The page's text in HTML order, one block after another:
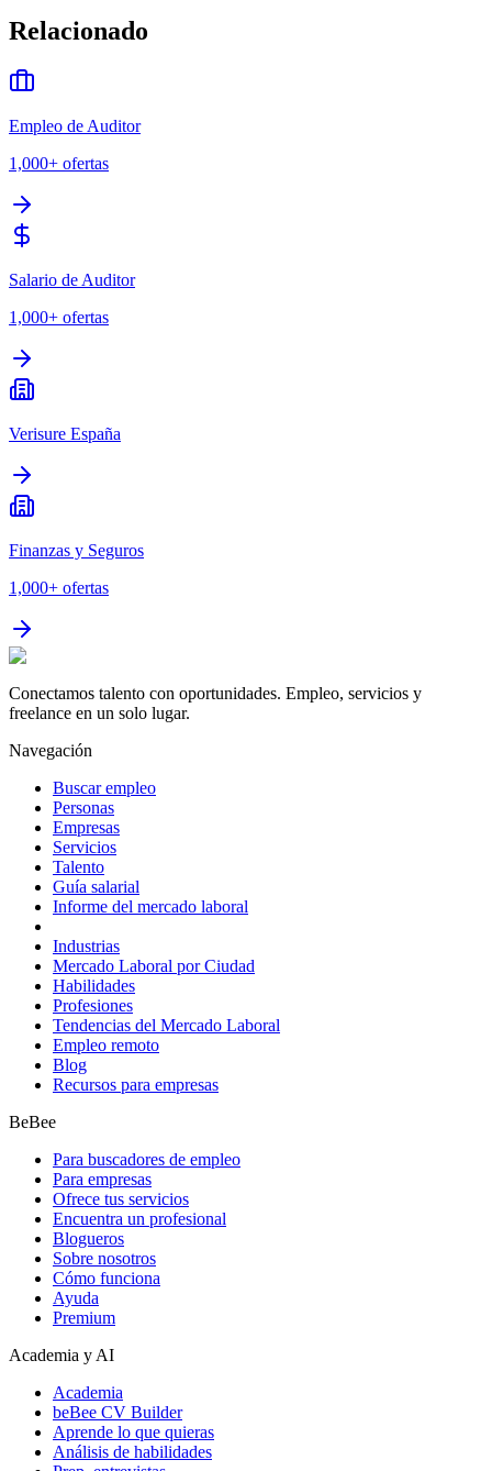
Relacionado
Empleo de Auditor
1,000+ ofertas
Salario de Auditor
1,000+ ofertas
Verisure España
Finanzas y Seguros
1,000+ ofertas
Conectamos talento con oportunidades. Empleo, servicios y
freelance en un solo lugar.
Navegación
Buscar empleo
Personas
Empresas
Servicios
Talento
Guía salarial
Informe del mercado laboral
Industrias
Mercado Laboral por Ciudad
Habilidades
Profesiones
Tendencias del Mercado Laboral
Empleo remoto
Blog
Recursos para empresas
BeBee
Para buscadores de empleo
Para empresas
Ofrece tus servicios
Encuentra un profesional
Blogueros
Sobre nosotros
Cómo funciona
Ayuda
Premium
Academia y AI
Academia
beBee CV Builder
Aprende lo que quieras
Análisis de habilidades